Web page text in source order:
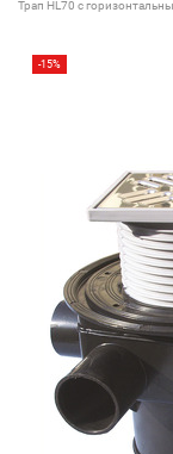
Трап HL70 с
-15%